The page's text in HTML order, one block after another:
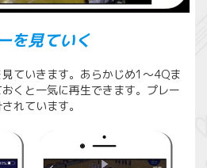
を見ていく
ていきます。あらかじめ1〜4Qま
くと一気に再生できます。プレー
れています。